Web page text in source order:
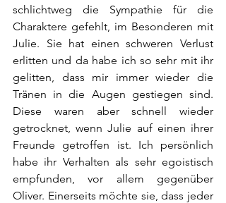
schlichtweg die Sympathie für die
Charaktere gefehlt, im Besonderen mit
Julie. Sie hat einen schweren Verlust
erlitten und da habe ich so sehr mit ihr
gelitten, dass mir immer wieder die
Tränen in die Augen gestiegen sind.
Diese waren aber schnell wieder
getrocknet, wenn Julie auf einen ihrer
Freunde getroffen ist. Ich persönlich
habe ihr Verhalten als sehr egoistisch
empfunden, vor allem gegenüber
Oliver. Einerseits möchte sie, dass jeder